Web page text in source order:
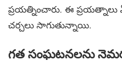
ప్రయత్నించారు. ఈ
చర్చలు సాగుతున్నాయి.
గత సంఘటనలను